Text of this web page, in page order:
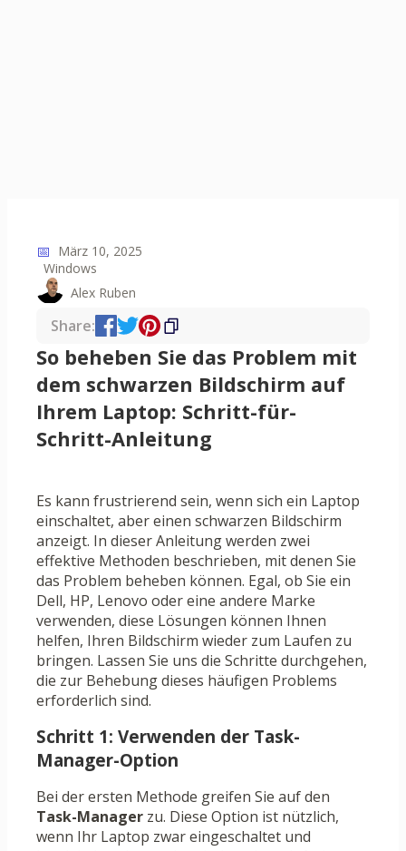
📅 März 10, 2025
Windows
Alex Ruben
Share:
So beheben Sie das Problem mit
dem schwarzen Bildschirm auf
Ihrem Laptop: Schritt-für-
Schritt-Anleitung
Es kann frustrierend sein, wenn sich ein Laptop
einschaltet, aber einen schwarzen Bildschirm
anzeigt. In dieser Anleitung werden zwei
effektive Methoden beschrieben, mit denen Sie
das Problem beheben können. Egal, ob Sie ein
Dell, HP, Lenovo oder eine andere Marke
verwenden, diese Lösungen können Ihnen
helfen, Ihren Bildschirm wieder zum Laufen zu
bringen. Lassen Sie uns die Schritte durchgehen,
die zur Behebung dieses häufigen Problems
erforderlich sind.
Schritt 1: Verwenden der Task-
Manager-Option
Bei der ersten Methode greifen Sie auf den
Task-Manager zu. Diese Option ist nützlich,
wenn Ihr Laptop zwar eingeschaltet und